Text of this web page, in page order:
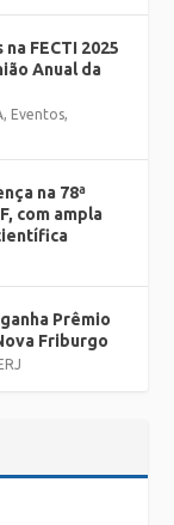
FECTI 2025
Anual da
, Eventos,
na 78ª
com ampla
Prêmio
Friburgo